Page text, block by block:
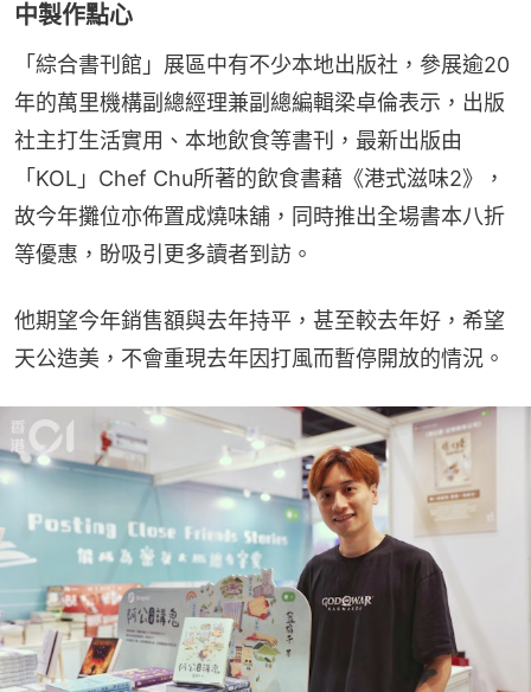
中製作點心
「綜合書刊館」展區中有不少本地出版社，參展逾20
年的萬里機構副總經理兼副總編輯梁卓倫表示，出版
社主打生活實用、本地飲食等書刊，最新出版由
「KOL」Chef Chu所著的飲食書藉《港式滋味2》，
故今年攤位亦佈置成燒味舖，同時推出全場書本八折
等優惠，盼吸引更多讀者到訪。
他期望今年銷售額與去年持平，甚至較去年好，希望
天公造美，不會重現去年因打風而暫停開放的情況。